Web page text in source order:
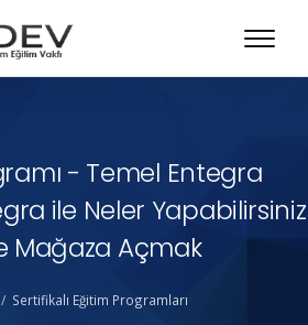
- Temel Entegra
ile Neler Yapabilirsiniz
Mağaza Açmak
Sertifikalı Eğitim Programları